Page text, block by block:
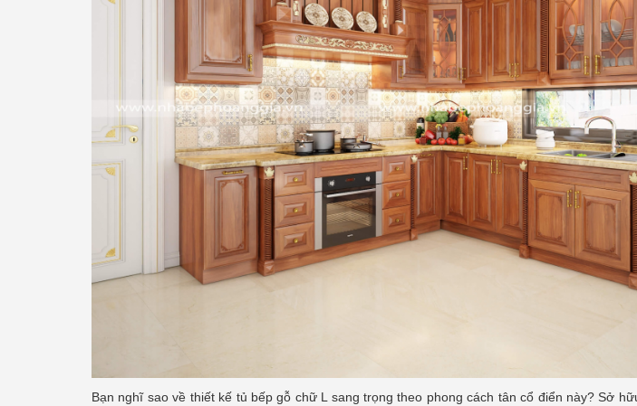
Bạn nghĩ sao về thiết kế tủ bếp gỗ chữ L sang trọng theo phong cách tân cổ điển này? Sở